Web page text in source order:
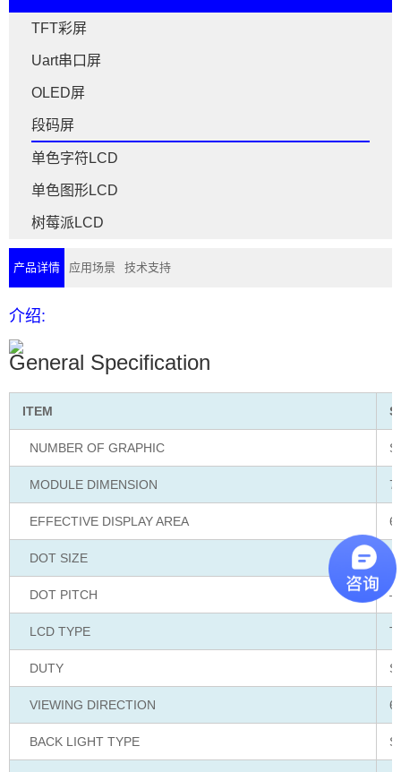
TFT彩屏
Uart串口屏
OLED屏
段码屏
单色字符LCD
单色图形LCD
树莓派LCD
产品详情 应用场景 技术支持
介绍:
General Specification
ITEM
NUMBER OF GRAPHIC
MODULE DIMENSION
EFFECTIVE DISPLAY AREA
DOT SIZE –
DOT PITCH –
LCD TYPE
DUTY
VIEWING DIRECTION 6
BACK LIGHT TYPE